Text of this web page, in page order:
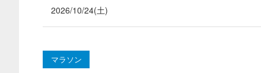
2026/10/24(土)
マラソン